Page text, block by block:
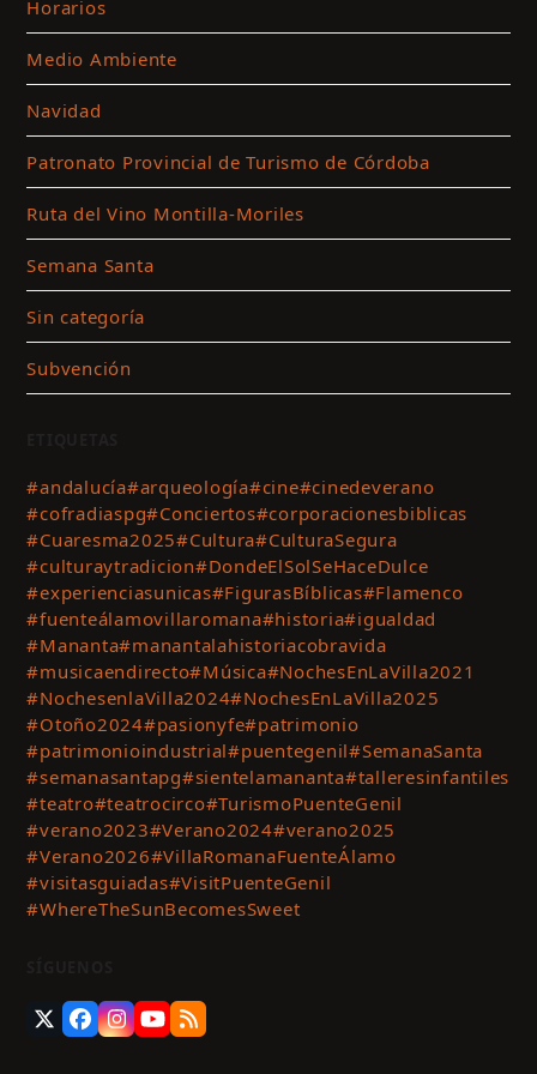
Horarios
Medio Ambiente
Navidad
Patronato Provincial de Turismo de Córdoba
Ruta del Vino Montilla-Moriles
Semana Santa
Sin categoría
Subvención
#andalucía#arqueología#cine#cinedeverano
#cofradiaspg#Conciertos#corporacionesbiblicas
#Cuaresma2025#Cultura#CulturaSegura
#culturaytradicion#DondeElSolSeHaceDulce
#experienciasunicas#FigurasBíblicas#Flamenco
#fuenteálamovillaromana#historia#igualdad
#Mananta#manantalahistoriacobravida
#musicaendirecto#Música#NochesEnLaVilla2021
#NochesenlaVilla2024#NochesEnLaVilla2025
#Otoño2024#pasionyfe#patrimonio
#patrimonioindustrial#puentegenil#SemanaSanta
#semanasantapg#sientelamananta#talleresinfantiles
#teatro#teatrocirco#TurismoPuenteGenil
#verano2023#Verano2024#verano2025
#Verano2026#VillaRomanaFuenteÁlamo
#visitasguiadas#VisitPuenteGenil
#WhereTheSunBecomesSweet
TwitterFacebook
Instagram
YouTube
RSS